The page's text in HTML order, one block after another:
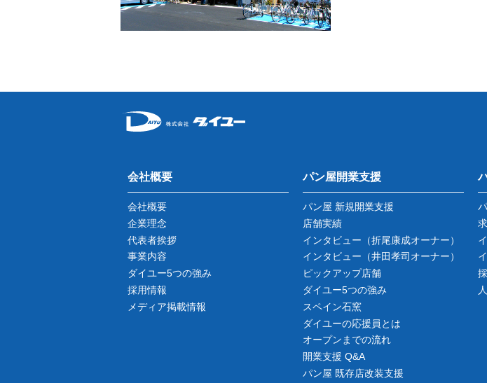
会社概要
会社概要
企業理念
代表者挨拶
事業内容
ダイユー5つの強み
採用情報
メディア掲載情報
パン屋開業支援
パン屋 新規開業支援
店舗実績
インタビュー （折尾康成オーナー）
インタビュー （井田孝司オーナー）
ピックアップ店舗
ダイユー5つの強み
スペイン石窯
ダイユーの応援員とは
オープンまでの流れ
開業支援 Q&A
パン屋 既存店改装支援